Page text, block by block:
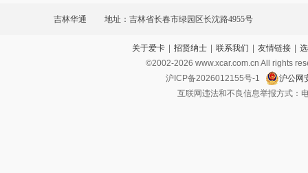
吉林华通 地址：吉林省长春市绿园区长沈路4955号
关于爱卡 | 招贤纳士 | 联系我们 | 友情链接 |
©2002-2026 www.xcar.com.cn All rights
沪ICP备2026012155号-1
沪公网
互联网违法和不良信息举报方式：